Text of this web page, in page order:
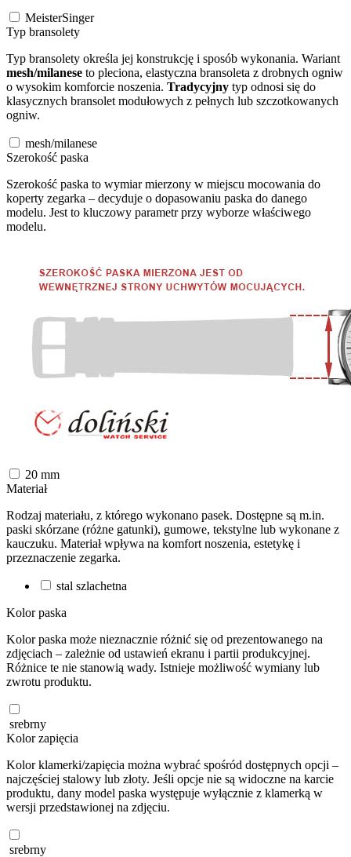
MeisterSinger
Typ bransolety
Typ bransolety określa jej konstrukcję i sposób wykonania. Wariant
mesh/milanese to pleciona, elastyczna bransoleta z drobnych ogniw
o wysokim komforcie noszenia. Tradycyjny typ odnosi się do
klasycznych bransolet modułowych z pełnych lub szczotkowanych
ogniw.
mesh/milanese
Szerokość paska
Szerokość paska to wymiar mierzony w miejscu mocowania do
koperty zegarka – decyduje o dopasowaniu paska do danego
modelu. Jest to kluczowy parametr przy wyborze właściwego
modelu.
20 mm
Materiał
Rodzaj materiału, z którego wykonano pasek. Dostępne są m.in.
paski skórzane (różne gatunki), gumowe, tekstylne lub wykonane z
kauczuku. Materiał wpływa na komfort noszenia, estetykę i
przeznaczenie zegarka.
stal szlachetna
Kolor paska
Kolor paska może nieznacznie różnić się od prezentowanego na
zdjęciach – zależnie od ustawień ekranu i partii produkcyjnej.
Różnice te nie stanowią wady. Istnieje możliwość wymiany lub
zwrotu produktu.
srebrny
Kolor zapięcia
Kolor klamerki/zapięcia można wybrać spośród dostępnych opcji –
najczęściej stalowy lub złoty. Jeśli opcje nie są widoczne na karcie
produktu, dany model paska występuje wyłącznie z klamerką w
wersji przedstawionej na zdjęciu.
srebrny